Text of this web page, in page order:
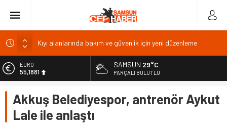
Kıyı alanlarında bakım ve güvenlik için yeni düzenleme
Pazar’da Öğretmen İlhan Aslan Kültür Merkezi inşaatı
başladı
AK Parti Adana İl Başkanı Özkan’dan 25. yıl vurgusu
9 Ağustos akaryakıt fiyatları: Benzine 1,56 TL artış
EURO
55,1881
6.660,55
BİST
13.779,39
SAMSUN 29°C
PARÇALI BULUTLU
Akkuş Belediyespor, antrenör Aykut
Lale ile anlaştı